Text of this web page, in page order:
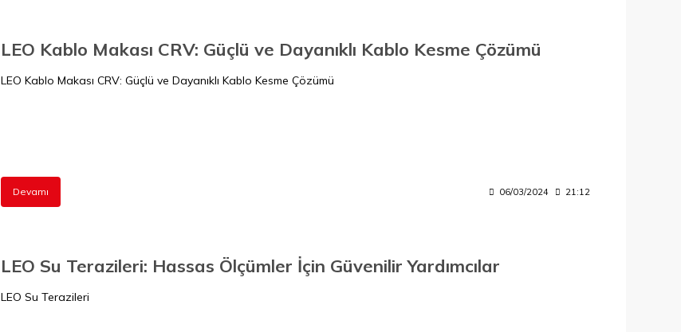
LEO Kablo Makası CRV: Güçlü ve Dayanıklı Kablo Kesme Çözümü
LEO Kablo Makası CRV: Güçlü ve Dayanıklı Kablo Kesme Çözümü
Devamı 06/03/2024 21:12
LEO Su Terazileri: Hassas Ölçümler İçin Güvenilir Yardımcılar
LEO Su Terazileri